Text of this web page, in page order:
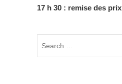
17 h 30 : remise des prix